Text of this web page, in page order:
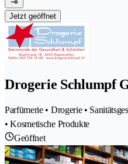
Jetzt geöffnet
Drogerie Schlumpf
Parfümerie • Drogerie •
• Kosmetische Produkte
Geöffnet